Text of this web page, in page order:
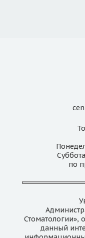
по
Стоматологии»,
данный